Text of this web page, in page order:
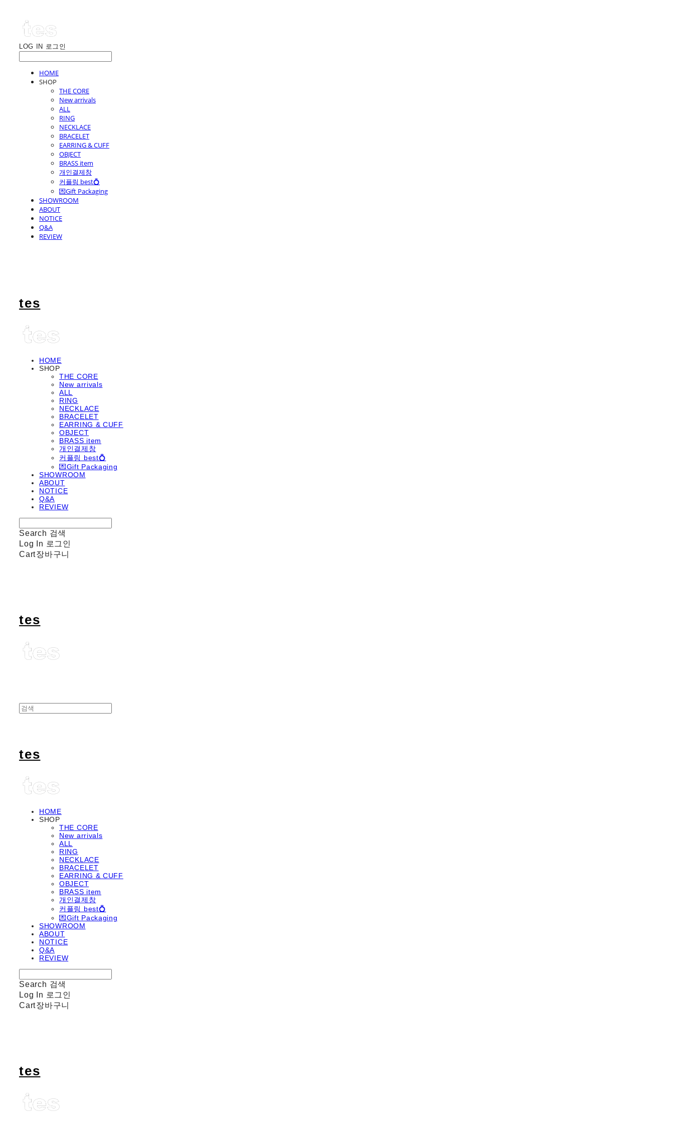
LOG IN 로그인
HOME
SHOP
THE CORE
New arrivals
ALL
RING
NECKLACE
BRACELET
EARRING & CUFF
OBJECT
BRASS item
개인결제창
커플링 best💍
💌Gift Packaging
SHOWROOM
ABOUT
NOTICE
Q&A
REVIEW
tes
HOME
SHOP
THE CORE
New arrivals
ALL
RING
NECKLACE
BRACELET
EARRING & CUFF
OBJECT
BRASS item
개인결제창
커플링 best💍
💌Gift Packaging
SHOWROOM
ABOUT
NOTICE
Q&A
REVIEW
Search 검색
Log In 로그인
Cart장바구니
tes
tes
HOME
SHOP
THE CORE
New arrivals
ALL
RING
NECKLACE
BRACELET
EARRING & CUFF
OBJECT
BRASS item
개인결제창
커플링 best💍
💌Gift Packaging
SHOWROOM
ABOUT
NOTICE
Q&A
REVIEW
Search 검색
Log In 로그인
Cart장바구니
tes